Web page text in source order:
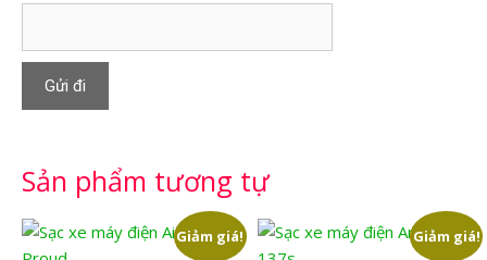
Sản phẩm tương tự
Giảm giá! Giảm giá!